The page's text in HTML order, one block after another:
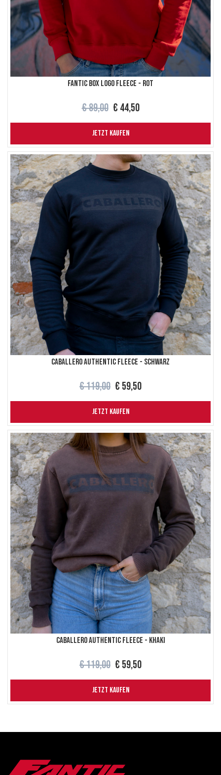
Fantic box logo fleece - Rot
€ 89,00 € 44,50
JETZT KAUFEN
Caballero authentic fleece - Schwarz
€ 119,00 € 59,50
JETZT KAUFEN
Caballero authentic fleece - Khaki
€ 119,00 € 59,50
JETZT KAUFEN